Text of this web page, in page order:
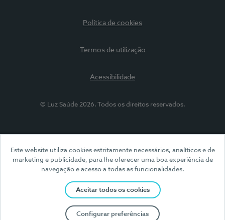
Este website utiliza cookies estritamente necessários, analíticos e de
marketing e publicidade, para lhe oferecer uma boa experiência de
navegação e acesso a todas as funcionalidades.
Aceitar todos os cookies
Configurar preferências
Política de cookies
Termos de utilização
Acessibilidade
© Luz Saúde 2026. Todos os direitos reservados.